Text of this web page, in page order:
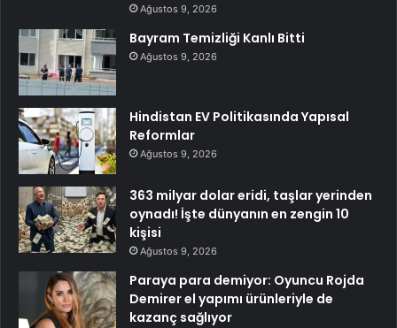
Ağustos 9, 2026
Bayram Temizliği Kanlı Bitti
Ağustos 9, 2026
Hindistan EV Politikasında Yapısal
Reformlar
Ağustos 9, 2026
363 milyar dolar eridi, taşlar yerinden
oynadı! İşte dünyanın en zengin 10
kişisi
Ağustos 9, 2026
Paraya para demiyor: Oyuncu Rojda
Demirer el yapımı ürünleriyle de
kazanç sağlıyor